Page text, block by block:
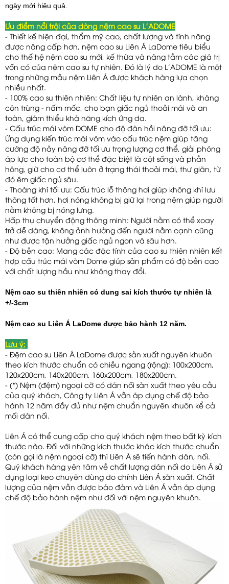
ngày mới hiệu quả.
Ưu điểm nổi trội của dòng nệm cao su L'ADOME
- Thiết kế hiện đại, thẩm mỹ cao, chất lượng và tính năng
được nâng cấp hơn, nệm cao su Liên Á LaDome tiêu biểu
cho thế hệ nệm cao su mới, kế thừa và nâng tầm các giá trị
vốn có của nệm cao su tự nhiên. Đó là lý do L’ADOME là một
trong những mẫu nệm Liên Á được khách hàng lựa chọn
nhiều nhất.
- 100% cao su thiên nhiên: Chất liệu tự nhiên an lành, kháng
côn trùng - nấm mốc, cho bạn giấc ngủ thoải mái và an
toàn, giảm thiểu khả năng kích ứng da.
- Cấu trúc mái vòm DOME cho độ đàn hồi nâng đỡ tối ưu:
Ứng dụng kiến trúc mái vòm vào cấu trúc nệm giúp tăng
cường độ nảy nâng đỡ tối ưu trọng lượng cơ thể, giải phóng
áp lực cho toàn bộ cơ thể đặc biệt là cột sống và phần
hông, giữ cho cơ thể luôn ở trạng thái thoải mái, thư giãn, từ
đó êm giấc ngủ sâu.
- Thoáng khí tối ưu: Cấu trúc lỗ thông hơi giúp không khí lưu
thông tốt hơn, hơi nóng không bị giữ lại trong nệm giúp người
nằm không bị nóng lưng.
Hấp thụ chuyển động thông minh: Người nằm có thể xoay
trở dễ dàng, không ảnh hưởng đến người nằm cạnh cũng
như được tận hưởng giấc ngủ ngon và sâu hơn.
- Độ bền cao: Mang các đặc tính của cao su thiên nhiên kết
hợp cấu trúc mái vòm Dome giúp sản phẩm có độ bền cao
với chất lượng hầu như không thay đổi.
Nệm cao su thiên nhiên có dung sai kích thước tự nhiên là
+/-3cm
Nệm cao su Liên Á LaDome được bảo hành 12 năm.
Lưu ý:
- Đệm cao su Liên Á LaDome được sản xuất nguyên khuôn
theo kích thước chuẩn có chiều ngang (rộng): 100x200cm,
120x200cm, 140x200cm, 160x200cm, 180x200cm.
- (*) Nệm (đệm) ngoại cỡ có dán nối sản xuất theo yêu cầu
của quý khách, Công ty Liên Á vẫn áp dụng chế độ bảo
hành 12 năm đầy đủ như nệm chuẩn nguyên khuôn kể cả
mối dán nối.
Liên Á có thể cung cấp cho quý khách nệm theo bất kỳ kích
thước nào. Đối với những kích thước khác kích thước chuẩn
(còn gọi là nệm ngoại cỡ) thì Liên Á sẽ tiến hành dán, nối.
Quý khách hàng yên tâm về chất lượng dán nối do Liên Á sử
dụng loại keo chuyên dùng do chính Liên Á sản xuất. Chất
lượng của nệm vẫn được bảo đảm và Liên Á vẫn áp dụng
chế độ bảo hành nệm như đối với nệm nguyên khuôn.